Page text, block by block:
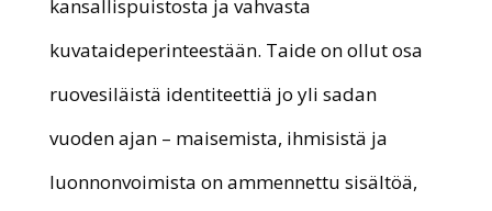
kansallispuistosta ja vahvasta
kuvataideperinteestään. Taide on ollut osa
ruovesiläistä identiteettiä jo yli sadan
vuoden ajan – maisemista, ihmisistä ja
luonnonvoimista on ammennettu sisältöä,